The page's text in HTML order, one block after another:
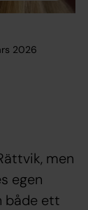
2026
men
egen
både ett